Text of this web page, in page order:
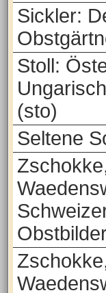
Sickler:
Stoll:
(sto)
Seltene